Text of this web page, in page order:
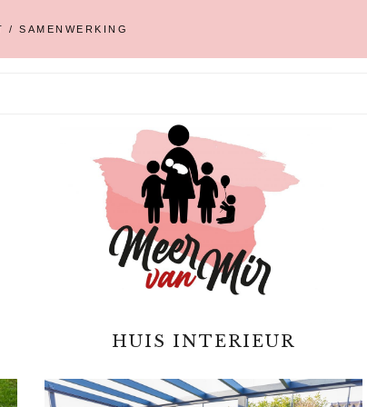
/ SAMENWERKING
HUIS INTERIEUR